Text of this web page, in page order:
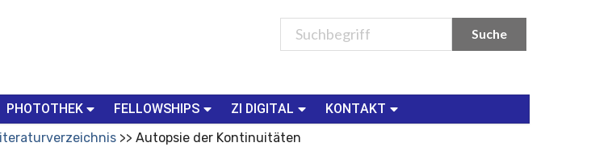
PHOTOTHEK FELLOWSHIPS ZI DIGITAL
KONTAKT
Autopsie der Kontinuitäten